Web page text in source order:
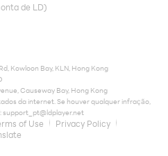
de LD)
Kowloon Bay, KLN, Hong Kong
Causeway Bay, Hong Kong
da internet. Se houver qualquer infração,
support_pt@ldplayer.net
of Use
Privacy Policy